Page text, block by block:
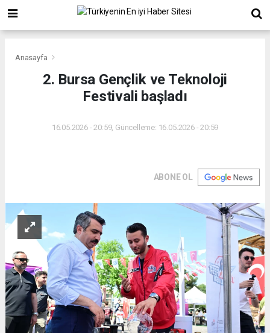
Anasayfa
2. Bursa Gençlik ve Teknoloji
Festivali başladı
16.05.2026 - 20:59, Güncelleme: 16.05.2026 - 20:59
ABONE OL